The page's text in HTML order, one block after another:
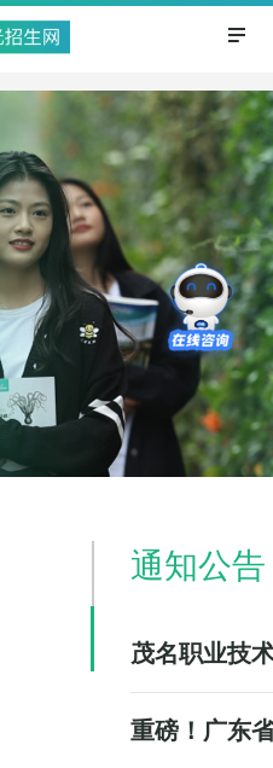
通知公告
茂名职业技
重磅！广东